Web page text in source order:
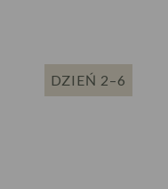
DZIEŃ 2–6